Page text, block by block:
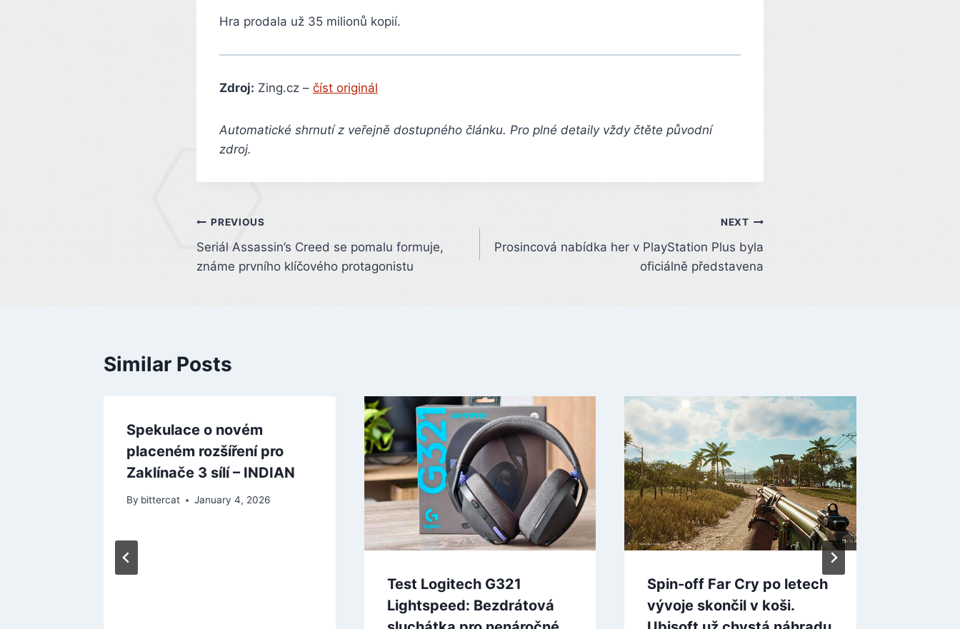
Hra prodala už 35 milionů kopií.
Zdroj: Zing.cz – číst originál
Automatické shrnutí z veřejně dostupného článku. Pro plné detaily vždy čtěte původní
zdroj.
Post
navigation
PREVIOUS
Seriál Assassin’s Creed se pomalu formuje,
známe prvního klíčového protagonistu
NEXT
Prosincová nabídka her v PlayStation Plus byla
oficiálně představena
Similar Posts
Spekulace o novém
placeném rozšíření pro
Zaklínače 3 sílí – INDIAN
By bittercat January 4, 2026
Test Logitech G321
Lightspeed: Bezdrátová
Spin-off Far Cry po letech
vývoje skončil v koši.